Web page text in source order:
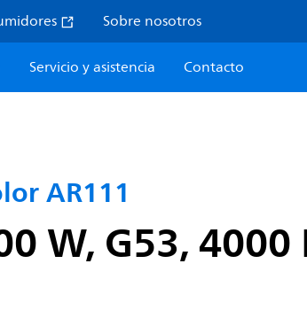
Sobre nosotros
Servicio y asistencia Contacto
AR111
W, G53,